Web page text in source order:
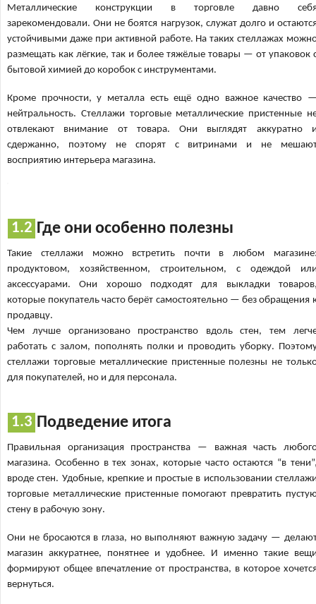
Металлические конструкции в торговле давно
зарекомендовали. Они не боятся нагрузок, служат долго и
устойчивыми даже при активной работе. На таких стеллажах
размещать как лёгкие, так и более тяжёлые товары — от упаковок
бытовой химией до коробок с инструментами.
Кроме прочности, у металла есть ещё одно важное качество
нейтральность. Стеллажи торговые металлические пристенные
отвлекают внимание от товара. Они выглядят аккуратно
сдержанно, поэтому не спорят с витринами и не
восприятию интерьера магазина.
Где они особенно полезны
Такие стеллажи можно встретить почти в любом
продуктовом, хозяйственном, строительном, с одеждой
аксессуарами. Они хорошо подходят для выкладки
которые покупатель часто берёт самостоятельно — без обращения
продавцу.
Чем лучше организовано пространство вдоль стен, тем
работать с залом, пополнять полки и проводить уборку.
стеллажи торговые металлические пристенные полезны не
для покупателей, но и для персонала.
Подведение итога
Правильная организация пространства — важная часть
магазина. Особенно в тех зонах, которые часто остаются “в
вроде стен. Удобные, крепкие и простые в использовании
торговые металлические пристенные помогают превратить
стену в рабочую зону.
Они не бросаются в глаза, но выполняют важную задачу —
магазин аккуратнее, понятнее и удобнее. И именно такие
формируют общее впечатление от пространства, в которое
вернуться.